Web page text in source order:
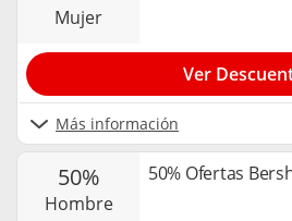
mujer
Más información
Ver
50%
hombre
50% Ofertas